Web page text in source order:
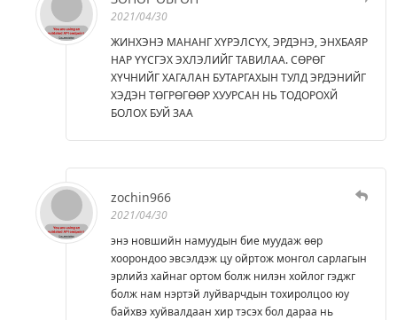
2021/04/30
ЖИНХЭНЭ МАНАНГ ХҮРЭЛСҮХ, ЭРДЭНЭ, ЭНХБАЯР
НАР ҮҮСГЭХ ЭХЛЭЛИЙГ ТАВИЛАА. СӨРӨГ
ХҮЧНИЙГ ХАГАЛАН БУТАРГАХЫН ТУЛД ЭРДЭНИЙГ
ХЭДЭН ТӨГРӨГӨӨР ХУУРСАН НЬ ТОДОРОХЙ
БОЛОХ БУЙ ЗАА
zochin966
2021/04/30
энэ новшийн намуудын бие муудаж өөр
хоорондоо эвсэлдэж цу ойртож монгол сарлагын
эрлийз хайнаг ортом болж нилэн хойлог гэджг
болж нам нэртэй луйварчдын тохиролцоо юу
байхвэ хуйвалдаан хир тэсэх бол дараа нь